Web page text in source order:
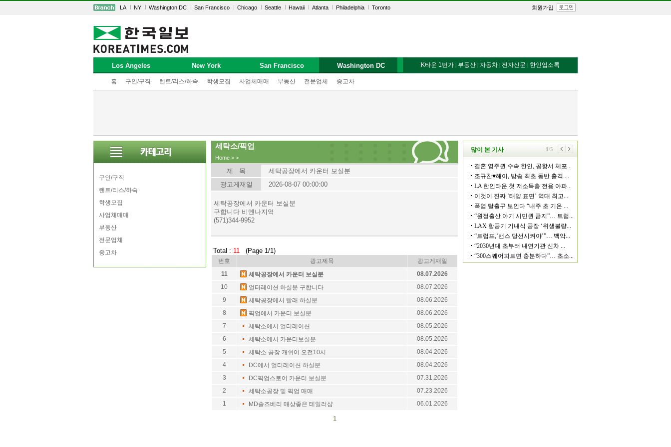
LA NY Washington DC San Francisco Chicago Seattle Hawaii Atlanta Philadelphia Toronto 회원가입
Los Angeles New York San Francisco Washington DC
홈 구인/구직 렌트/리스/하숙 학생모집 사업체매매 부동산 전문업체 중고차
K타운 1번가 | 부동산 | 자동차 | 전자신문 | 한인업소록
구인/구직
렌트/리스/하숙
학생모집
사업체매매
부동산
전문업체
중고차
세탁소/픽업
Home > >
제 목
세탁공장에서 카운터 보실분
광고게재일
2026-08-07 00:00:00
세탁공장에서 카운터 보실분
구합니다 비엔나지역
(571)344-9952
Total : 11 (Page 1/1)
번호 광고제목
광고게재일
11
세탁공장에서 카운터 보실분
08.07.2026
10
얼터레이션 하실분 구합니다
08.07.2026
9
세탁공장에서 빨래 하실분
08.06.2026
8
픽업에서 카운터 보실분
08.06.2026
7
세탁소에서 얼터레이션
08.05.2026
6
세탁소에서 카운터보실분
08.05.2026
5
세탁소 공장 캐쉬어 오전10시
08.04.2026
4
DC에서 얼터레이션 하실분
08.04.2026
3
DC픽업스토어 카운터 보실분
07.31.2026
2
세탁소공장 및 픽업 매매
07.23.2026
1
MD솔즈베리 매상좋은 테일러샵 06.01.2026
1